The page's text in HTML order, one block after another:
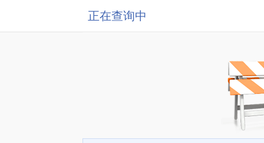
正在查询中